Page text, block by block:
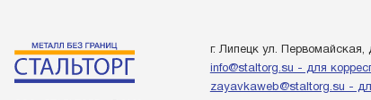
г. Липецк ул. Первомайская,
info@staltorg.su - для
zayavkaweb@staltorg.su -